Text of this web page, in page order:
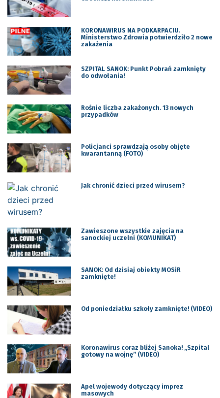
KORONAWIRUS NA PODKARPACIU.
Ministerstwo Zdrowia potwierdziło 2 nowe
zakażenia
SZPITAL SANOK: Punkt Pobrań zamknięty
do odwołania!
Rośnie liczba zakażonych. 13 nowych
przypadków
Policjanci sprawdzają osoby objęte
kwarantanną (FOTO)
Jak chronić dzieci przed wirusem?
Zawieszone wszystkie zajęcia na
sanockiej uczelni (KOMUNIKAT)
SANOK: Od dzisiaj obiekty MOSiR
zamknięte!
Od poniedziałku szkoły zamknięte! (VIDEO)
Koronawirus coraz bliżej Sanoka! „Szpital
gotowy na wojnę” (VIDEO)
Apel wojewody dotyczący imprez
masowych